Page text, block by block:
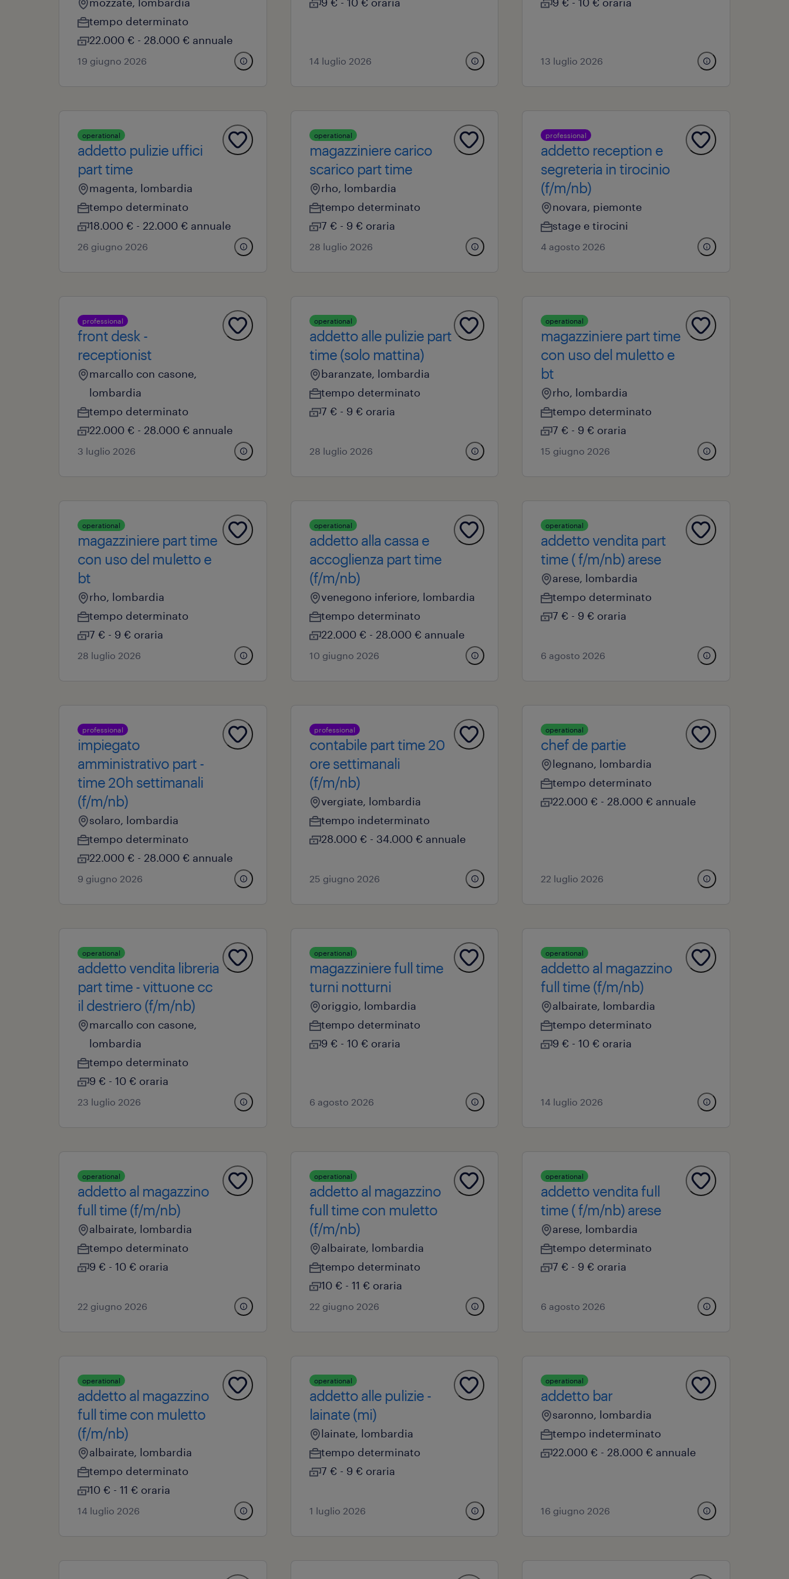
tempo determinato
22.000 € - 28.000 € annuale
19 giugno 2026 14 luglio 2026 13 luglio 2026
operational
addetto pulizie uffici
part time
magenta, lombardia
tempo determinato
18.000 € - 22.000 € annuale
26 giugno 2026
operational
magazziniere carico
scarico part time
rho, lombardia
tempo determinato
7 € - 9 € oraria
28 luglio 2026
professional
addetto reception e
segreteria in tirocinio
(f/m/nb)
novara, piemonte
stage e tirocini
4 agosto 2026
professional
front desk -
receptionist
marcallo con casone,
lombardia
tempo determinato
22.000 € - 28.000 € annuale
3 luglio 2026
operational
addetto alle pulizie part
time (solo mattina)
baranzate, lombardia
tempo determinato
7 € - 9 € oraria
28 luglio 2026
operational
magazziniere part time
con uso del muletto e
bt
rho, lombardia
tempo determinato
7 € - 9 € oraria
15 giugno 2026
operational
magazziniere part time
con uso del muletto e
bt
rho, lombardia
tempo determinato
7 € - 9 € oraria
28 luglio 2026
operational
addetto alla cassa e
accoglienza part time
(f/m/nb)
venegono inferiore, lombardia
tempo determinato
22.000 € - 28.000 € annuale
10 giugno 2026
operational
addetto vendita part
time ( f/m/nb) arese
arese, lombardia
tempo determinato
7 € - 9 € oraria
6 agosto 2026
professional
impiegato
amministrativo part -
time 20h settimanali
(f/m/nb)
solaro, lombardia
tempo determinato
22.000 € - 28.000 € annuale
9 giugno 2026
professional
contabile part time 20
ore settimanali
(f/m/nb)
vergiate, lombardia
tempo indeterminato
28.000 € - 34.000 € annuale
25 giugno 2026
operational
chef de partie
legnano, lombardia
tempo determinato
22.000 € - 28.000 € annuale
22 luglio 2026
operational
addetto vendita libreria
part time - vittuone cc
il destriero (f/m/nb)
marcallo con casone,
lombardia
tempo determinato
9 € - 10 € oraria
23 luglio 2026
operational
magazziniere full time
turni notturni
origgio, lombardia
tempo determinato
9 € - 10 € oraria
6 agosto 2026
operational
addetto al magazzino
full time (f/m/nb)
albairate, lombardia
tempo determinato
9 € - 10 € oraria
14 luglio 2026
operational
addetto al magazzino
full time (f/m/nb)
albairate, lombardia
tempo determinato
9 € - 10 € oraria
22 giugno 2026
operational
addetto al magazzino
full time con muletto
(f/m/nb)
albairate, lombardia
tempo determinato
10 € - 11 € oraria
22 giugno 2026
operational
addetto vendita full
time ( f/m/nb) arese
arese, lombardia
tempo determinato
7 € - 9 € oraria
6 agosto 2026
operational
addetto al magazzino
full time con muletto
(f/m/nb)
albairate, lombardia
tempo determinato
10 € - 11 € oraria
14 luglio 2026
operational
addetto alle pulizie -
lainate (mi)
lainate, lombardia
tempo determinato
7 € - 9 € oraria
1 luglio 2026
operational
addetto bar
saronno, lombardia
tempo indeterminato
22.000 € - 28.000 € annuale
16 giugno 2026